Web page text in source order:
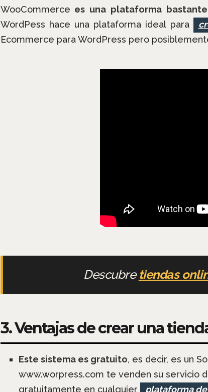
WooCommerce es una plataforma
WordPess hace una plataforma ideal para
Ecommerce para WordPress pero
Descubretiendas
3. Ventajas de crear una
Este sistema es gratuito, es decir, es un
www.worpress.com te venden su servicio
gratuitamente en cualquier
plataforma